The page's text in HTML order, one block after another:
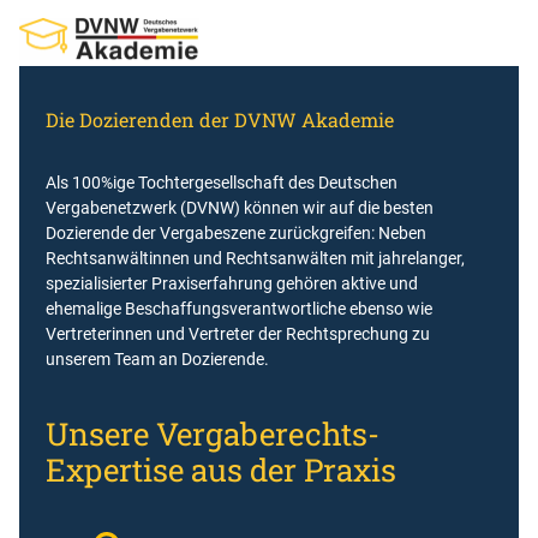
Inhalt
springen
Die Dozierenden der DVNW Akademie
Als 100%ige Tochtergesellschaft des Deutschen
Vergabenetzwerk (DVNW) können wir auf die besten
Dozierende der Vergabeszene zurückgreifen: Neben
Rechtsanwältinnen und Rechtsanwälten mit jahrelanger,
spezialisierter Praxiserfahrung gehören aktive und
ehemalige Beschaffungsverantwortliche ebenso wie
Vertreterinnen und Vertreter der Rechtsprechung zu
unserem Team an Dozierende.
Unsere Vergaberechts-
Expertise aus der Praxis